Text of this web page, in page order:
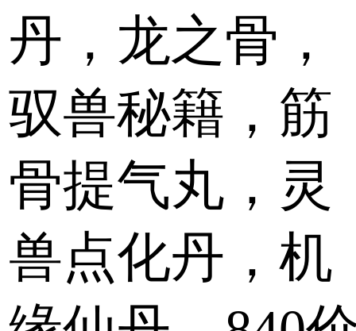
丹，龙之骨，
驭兽秘籍，筋
骨提气丸，灵
兽点化丹，机